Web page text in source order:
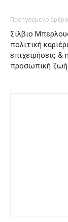
Προηγούμενο άρθρο
Σίλβιο
πολιτική
επιχειρήσεις &
προσωπική ζωή